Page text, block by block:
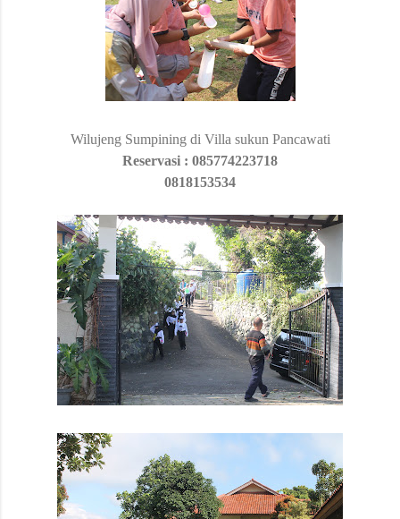
Wilujeng Sumpining di Villa sukun Pancawati
Reservasi : 085774223718
0818153534